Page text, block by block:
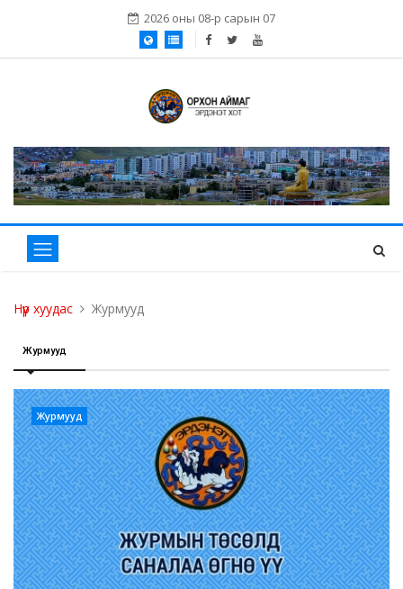
2026 оны 08-р сарын 07
Нүүр хуудас Журмууд
Журмууд
Журмууд